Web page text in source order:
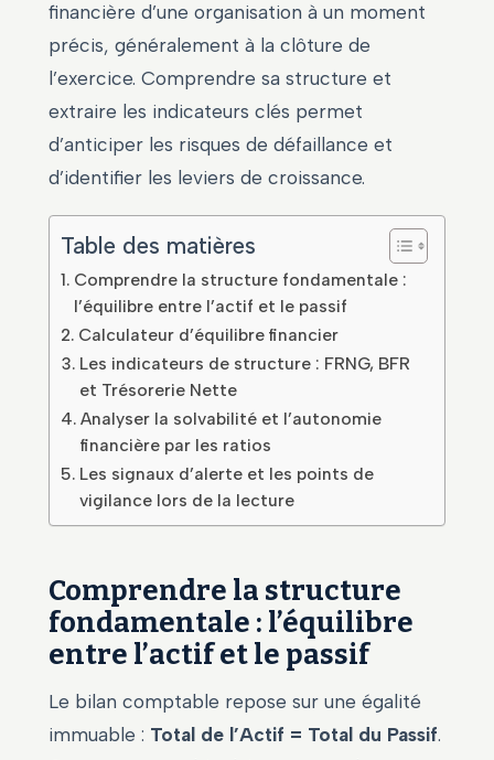
financière d’une organisation à un moment
précis, généralement à la clôture de
l’exercice. Comprendre sa structure et
extraire les indicateurs clés permet
d’anticiper les risques de défaillance et
d’identifier les leviers de croissance.
Table des matières
Comprendre la structure fondamentale :
l’équilibre entre l’actif et le passif
Calculateur d’équilibre financier
Les indicateurs de structure : FRNG, BFR
et Trésorerie Nette
Analyser la solvabilité et l’autonomie
financière par les ratios
Les signaux d’alerte et les points de
vigilance lors de la lecture
Comprendre la structure
fondamentale : l’équilibre
entre l’actif et le passif
Le bilan comptable repose sur une égalité
immuable : Total de l’Actif = Total du Passif.